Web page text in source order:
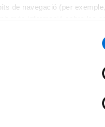
de navegació (per
a l’IL3-UB